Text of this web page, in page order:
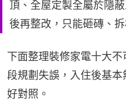
頂、全屋定製全屬於隱
後再整改，只能砸磚、
下面整理裝修家電十大
段規劃失誤，入住後基
好對照。